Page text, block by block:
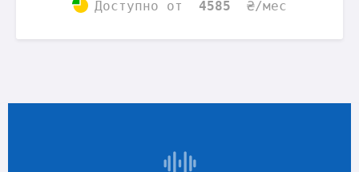
Доступно от 4585 ₴/мес